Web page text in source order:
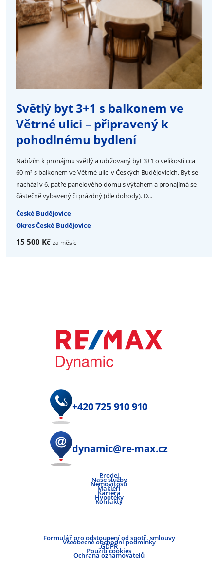
Světlý byt 3+1 s balkonem ve
Větrné ulici – připravený k
pohodlnému bydlení
Nabízím k pronájmu světlý a udržovaný byt 3+1 o velikosti cca
60 m² s balkonem ve Větrné ulici v Českých Budějovicích. Byt se
nachází v 6. patře panelového domu s výtahem a pronajímá se
částečně vybavený či prázdný (dle dohody). D...
České Budějovice
Okres České Budějovice
15 500 Kč za měsíc
+420 725 910 910
dynamic@re-max.cz
Prodej
Naše služby
Nemovitosti
Makléři
Kariéra
Hypotéky
Kontakty
Formulář pro odstoupení od spotř. smlouvy
Všeobecné obchodní podmínky
GDPR
Použití cookies
Ochrana oznamovatelů